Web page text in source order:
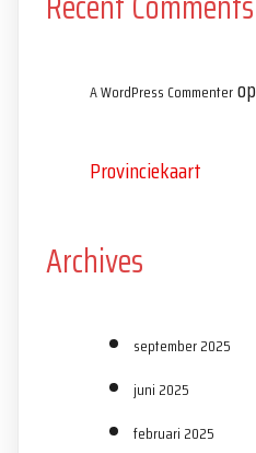
A WordPress Commenterop
Provinciekaart
Archives
september 2025
juni 2025
februari 2025